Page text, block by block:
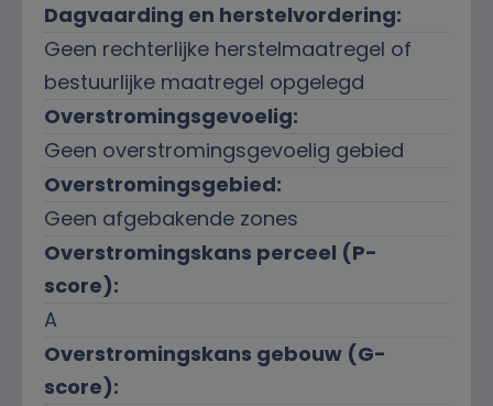
Dagvaarding en herstelvordering:
Geen rechterlijke herstelmaatregel of
bestuurlijke maatregel opgelegd
Overstromingsgevoelig:
Geen overstromingsgevoelig gebied
Overstromingsgebied:
Geen afgebakende zones
Overstromingskans perceel (P-
score):
A
Overstromingskans gebouw (G-
score):